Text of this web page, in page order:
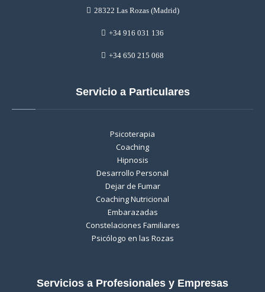
28322 Las Rozas (Madrid)
+34 916 031 136
+34 650 215 068
Servicio a Particulares
Psicoterapia
Coaching
Hipnosis
Desarrollo Personal
Dejar de Fumar
Coaching Nutricional
Embarazadas
Constelaciones Familiares
Psicólogo en las Rozas
Servicios a Profesionales y Empresas